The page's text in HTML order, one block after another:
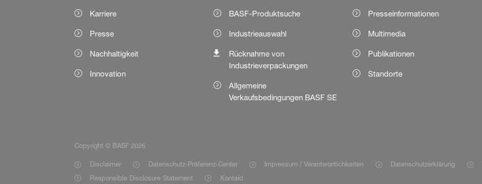
Karriere
Presse
Nachhaltigkeit
Innovation
BASF-Produktsuche
Industrieauswahl
Rücknahme von
Industrieverpackungen
Allgemeine
Verkaufsbedingungen BASF SE
Presseinformationen
Multimedia
Publikationen
Standorte
Copyright © BASF 2026
Disclaimer Datenschutz-Präferenz-Center Impressum / Verantwortlichkeiten Datenschutzerklärung
Responsible Disclosure Statement
Kontakt